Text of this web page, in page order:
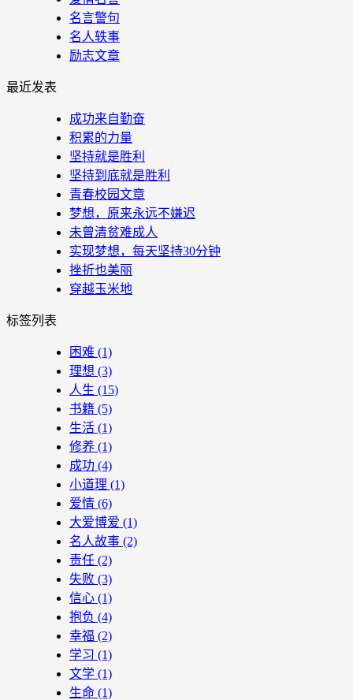
名言警句
名人轶事
励志文章
最近发表
成功来自勤奋
积累的力量
坚持就是胜利
坚持到底就是胜利
青春校园文章
梦想，原来永远不嫌迟
未曾清贫难成人
实现梦想，每天坚持30分钟
挫折也美丽
穿越玉米地
标签列表
困难 (1)
理想 (3)
人生 (15)
书籍 (5)
生活 (1)
修养 (1)
成功 (4)
小道理 (1)
爱情 (6)
大爱博爱 (1)
名人故事 (2)
责任 (2)
失败 (3)
信心 (1)
抱负 (4)
幸福 (2)
学习 (1)
文学 (1)
生命 (1)